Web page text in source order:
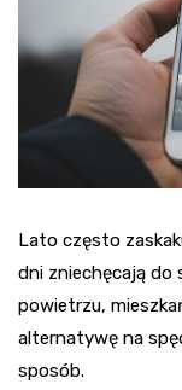
Lato często
dni zniechęcają do
powietrzu,
alternatywę na
sposób.